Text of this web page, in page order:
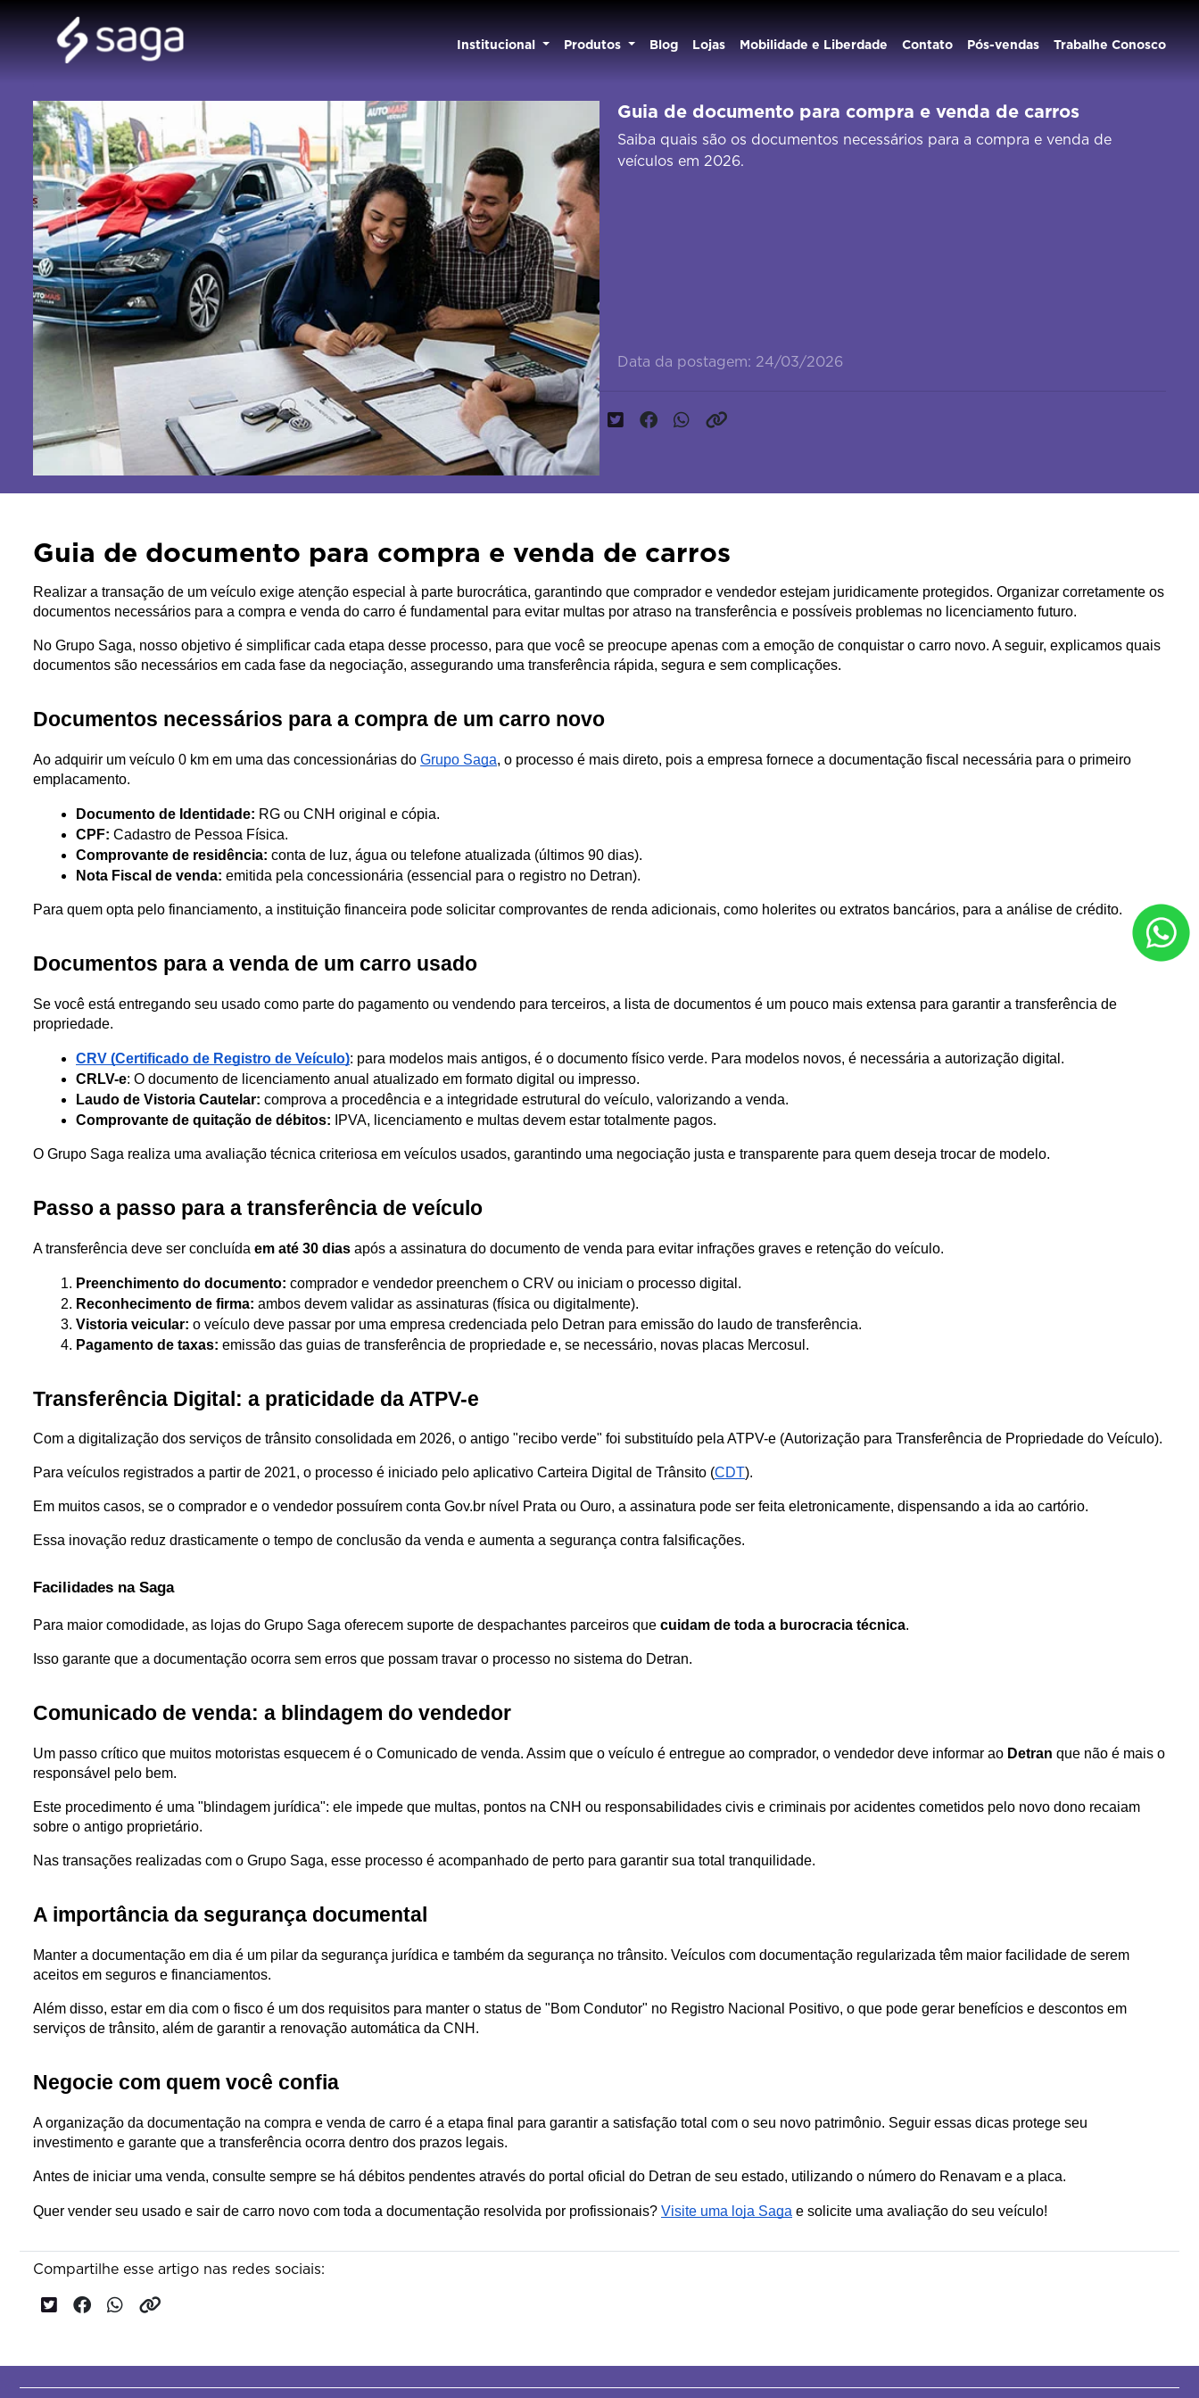
Institucional Produtos Blog Lojas Mobilidade e Liberdade Contato Pós-vendas Trabalhe Conosco
Guia de documento para compra e venda de carros
Saiba quais são os documentos necessários para a compra e venda de
veículos em 2026.
Data da postagem: 24/03/2026
Guia de documento para compra e venda de carros
Realizar a transação de um veículo exige atenção especial à parte burocrática, garantindo que comprador e vendedor estejam juridicamente protegidos. Organizar corretamente os
documentos necessários para a compra e venda do carro é fundamental para evitar multas por atraso na transferência e possíveis problemas no licenciamento futuro.
No Grupo Saga, nosso objetivo é simplificar cada etapa desse processo, para que você se preocupe apenas com a emoção de conquistar o carro novo. A seguir, explicamos quais
documentos são necessários em cada fase da negociação, assegurando uma transferência rápida, segura e sem complicações.
Documentos necessários para a compra de um carro novo
Ao adquirir um veículo 0 km em uma das concessionárias do Grupo Saga, o processo é mais direto, pois a empresa fornece a documentação fiscal necessária para o primeiro
emplacamento.
Documento de Identidade: RG ou CNH original e cópia.
CPF: Cadastro de Pessoa Física.
Comprovante de residência: conta de luz, água ou telefone atualizada (últimos 90 dias).
Nota Fiscal de venda: emitida pela concessionária (essencial para o registro no Detran).
Para quem opta pelo financiamento, a instituição financeira pode solicitar comprovantes de renda adicionais, como holerites ou extratos bancários, para a análise de crédito.
Documentos para a venda de um carro usado
Se você está entregando seu usado como parte do pagamento ou vendendo para terceiros, a lista de documentos é um pouco mais extensa para garantir a transferência de
propriedade.
CRV (Certificado de Registro de Veículo): para modelos mais antigos, é o documento físico verde. Para modelos novos, é necessária a autorização digital.
CRLV-e: O documento de licenciamento anual atualizado em formato digital ou impresso.
Laudo de Vistoria Cautelar: comprova a procedência e a integridade estrutural do veículo, valorizando a venda.
Comprovante de quitação de débitos: IPVA, licenciamento e multas devem estar totalmente pagos.
O Grupo Saga realiza uma avaliação técnica criteriosa em veículos usados, garantindo uma negociação justa e transparente para quem deseja trocar de modelo.
Passo a passo para a transferência de veículo
A transferência deve ser concluída em até 30 dias após a assinatura do documento de venda para evitar infrações graves e retenção do veículo.
Preenchimento do documento: comprador e vendedor preenchem o CRV ou iniciam o processo digital.
Reconhecimento de firma: ambos devem validar as assinaturas (física ou digitalmente).
Vistoria veicular: o veículo deve passar por uma empresa credenciada pelo Detran para emissão do laudo de transferência.
Pagamento de taxas: emissão das guias de transferência de propriedade e, se necessário, novas placas Mercosul.
Transferência Digital: a praticidade da ATPV-e
Com a digitalização dos serviços de trânsito consolidada em 2026, o antigo "recibo verde" foi substituído pela ATPV-e (Autorização para Transferência de Propriedade do Veículo).
Para veículos registrados a partir de 2021, o processo é iniciado pelo aplicativo Carteira Digital de Trânsito (CDT).
Em muitos casos, se o comprador e o vendedor possuírem conta Gov.br nível Prata ou Ouro, a assinatura pode ser feita eletronicamente, dispensando a ida ao cartório.
Essa inovação reduz drasticamente o tempo de conclusão da venda e aumenta a segurança contra falsificações.
Facilidades na Saga
Para maior comodidade, as lojas do Grupo Saga oferecem suporte de despachantes parceiros que cuidam de toda a burocracia técnica.
Isso garante que a documentação ocorra sem erros que possam travar o processo no sistema do Detran.
Comunicado de venda: a blindagem do vendedor
Um passo crítico que muitos motoristas esquecem é o Comunicado de venda. Assim que o veículo é entregue ao comprador, o vendedor deve informar ao Detran que não é mais o
responsável pelo bem.
Este procedimento é uma "blindagem jurídica": ele impede que multas, pontos na CNH ou responsabilidades civis e criminais por acidentes cometidos pelo novo dono recaiam
sobre o antigo proprietário.
Nas transações realizadas com o Grupo Saga, esse processo é acompanhado de perto para garantir sua total tranquilidade.
A importância da segurança documental
Manter a documentação em dia é um pilar da segurança jurídica e também da segurança no trânsito. Veículos com documentação regularizada têm maior facilidade de serem
aceitos em seguros e financiamentos.
Além disso, estar em dia com o fisco é um dos requisitos para manter o status de "Bom Condutor" no Registro Nacional Positivo, o que pode gerar benefícios e descontos em
serviços de trânsito, além de garantir a renovação automática da CNH.
Negocie com quem você confia
A organização da documentação na compra e venda de carro é a etapa final para garantir a satisfação total com o seu novo patrimônio. Seguir essas dicas protege seu
investimento e garante que a transferência ocorra dentro dos prazos legais.
Antes de iniciar uma venda, consulte sempre se há débitos pendentes através do portal oficial do Detran de seu estado, utilizando o número do Renavam e a placa.
Quer vender seu usado e sair de carro novo com toda a documentação resolvida por profissionais? Visite uma loja Saga e solicite uma avaliação do seu veículo!
Compartilhe esse artigo nas redes sociais: